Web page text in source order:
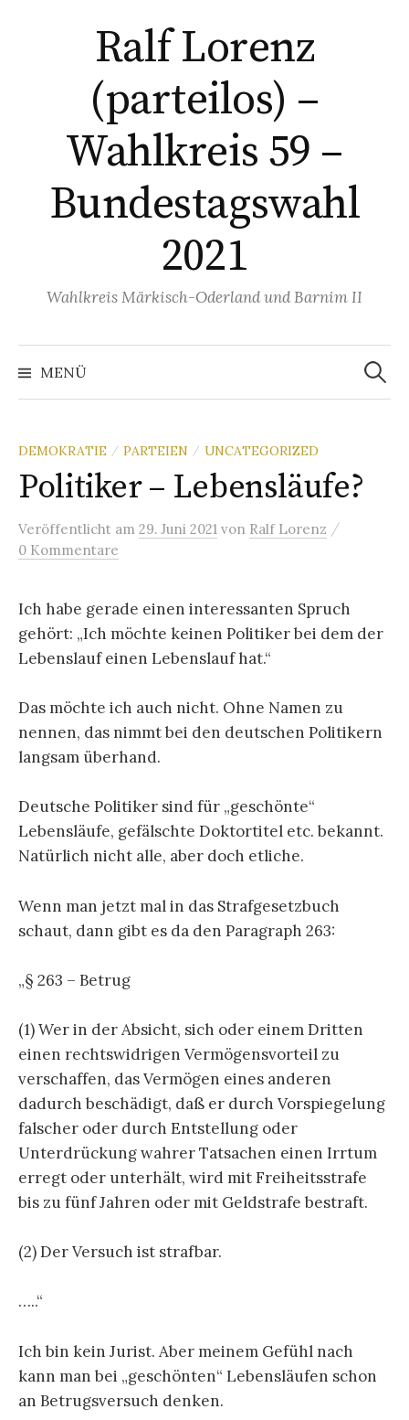
Ralf Lorenz
(parteilos) –
Wahlkreis 59 –
Bundestagswahl
2021
Wahlkreis Märkisch-Oderland und Barnim II
MENÜ
Suchen
nach:
DEMOKRATIE / PARTEIEN / UNCATEGORIZED
Politiker – Lebensläufe?
Veröffentlicht am 29. Juni 2021 von Ralf Lorenz /
0 Kommentare
Ich habe gerade einen interessanten Spruch
gehört: „Ich möchte keinen Politiker bei dem der
Lebenslauf einen Lebenslauf hat.“
Das möchte ich auch nicht. Ohne Namen zu
nennen, das nimmt bei den deutschen Politikern
langsam überhand.
Deutsche Politiker sind für „geschönte“
Lebensläufe, gefälschte Doktortitel etc. bekannt.
Natürlich nicht alle, aber doch etliche.
Wenn man jetzt mal in das Strafgesetzbuch
schaut, dann gibt es da den Paragraph 263:
„§ 263 – Betrug
(1) Wer in der Absicht, sich oder einem Dritten
einen rechtswidrigen Vermögensvorteil zu
verschaffen, das Vermögen eines anderen
dadurch beschädigt, daß er durch Vorspiegelung
falscher oder durch Entstellung oder
Unterdrückung wahrer Tatsachen einen Irrtum
erregt oder unterhält, wird mit Freiheitsstrafe
bis zu fünf Jahren oder mit Geldstrafe bestraft.
(2) Der Versuch ist strafbar.
…..“
Ich bin kein Jurist. Aber meinem Gefühl nach
kann man bei „geschönten“ Lebensläufen schon
an Betrugsversuch denken.